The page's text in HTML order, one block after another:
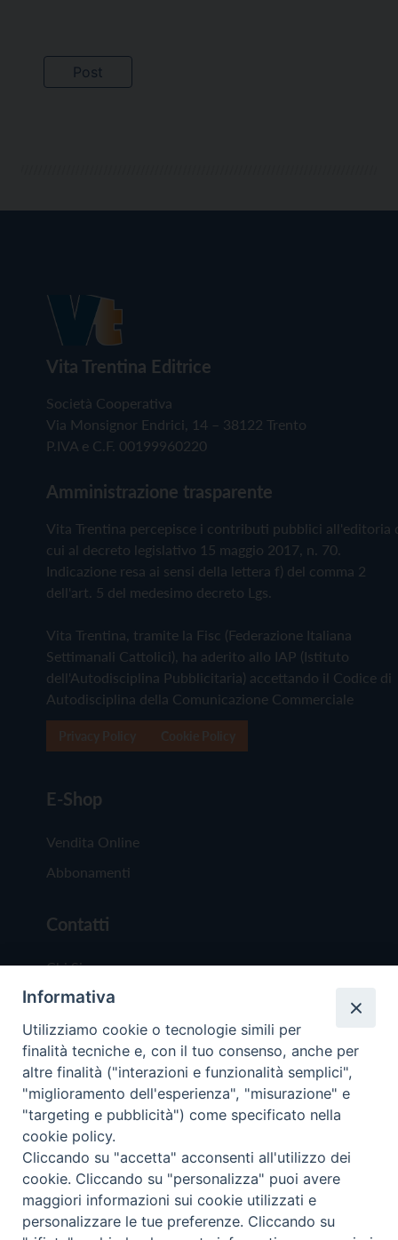
Vita Trentina Editrice
Società Cooperativa
Via Monsignor Endrici, 14 – 38122 Trento
P.IVA e C.F. 00199960220
Amministrazione trasparente
Vita Trentina percepisce i contributi pubblici all'editoria
cui al decreto legislativo 15 maggio 2017, n. 70.
Indicazione resa ai sensi della lettera f) del comma 2
dell'art. 5 del medesimo decreto Lgs.
Vita Trentina, tramite la Fisc (Federazione Italiana
Settimanali Cattolici), ha aderito allo IAP (Istituto
dell'Autodisciplina Pubblicitaria) accettando il Codice di
Autodisciplina della Comunicazione Commerciale
E-Shop
Vendita Online
Abbonamenti
Contatti
Chi Siamo
Redazione
Scrivici
Copyright © 2019 - Tutti i diritti riservati - Vita
Trentina Editrice
Privacy Policy
Torna
Informativa
Utilizziamo cookie o tecnologie simili per
finalità tecniche e, con il tuo consenso, anche per
altre finalità ("interazioni e funzionalità semplici",
"miglioramento dell'esperienza", "misurazione" e
"targeting e pubblicità") come specificato nella
cookie policy.
Cliccando su "accetta" acconsenti all'utilizzo dei
cookie. Cliccando su "personalizza" puoi avere
maggiori informazioni sui cookie utilizzati e
personalizzare le tue preferenze. Cliccando su